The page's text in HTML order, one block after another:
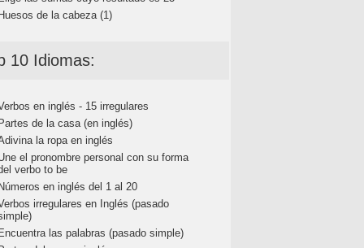
de la cabeza (1)
10 Idiomas:
en inglés - 15 irregulares
de la casa (en inglés)
la ropa en inglés
el pronombre personal con su forma
verbo to be
en inglés del 1 al 20
irregulares en Inglés (pasado
las palabras (pasado simple)